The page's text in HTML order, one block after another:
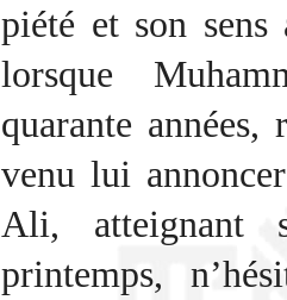
piété et son
lorsque
quarante
venu lui
Ali, atteignant
printemps,